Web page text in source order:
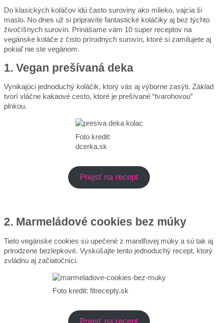
Do klasických koláčov idú často suroviny ako mlieko, vajcia ši
maslo. No dnes už si pripravíte fantastické koláčiky aj bez týchto
živočíšnych surovín. Prinášame vám 10 super receptov na
vegánske koláče z čisto prírodných surovín, ktoré si zamilujete aj
pokiaľ nie ste vegánom.
1. Vegan prešívaná deka
Vynikajúci jednoduchý koláčik, ktorý vás aj výborne zasýti. Základ
tvorí vláčne kakaové cesto, ktoré je prešívané “tvarohovou”
plnkou.
Foto kredit:
dcerka.sk
Prejsť na recept
2. Marmeládové cookies bez múky
Tieto vegánske cookies sú upečené z mandľovej múky a sú tak aj
prirodzene bezlepkové. Vyskúšajte tento jednoduchý recept, ktorý
zvládnu aj začiatočníci.
Foto kredit: fitrecepty.sk